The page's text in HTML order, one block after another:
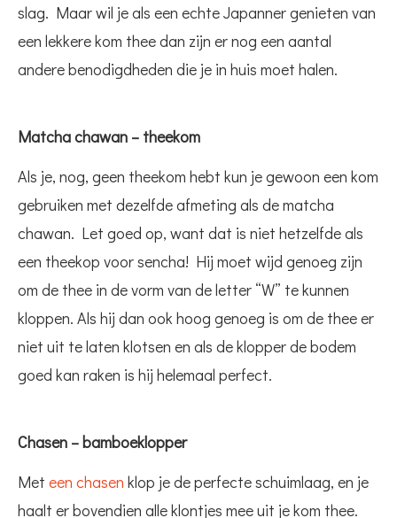
slag. Maar wil je als een echte Japanner genieten van
een lekkere kom thee dan zijn er nog een aantal
andere benodigdheden die je in huis moet halen.
Matcha chawan – theekom
Als je, nog, geen theekom hebt kun je gewoon een kom
gebruiken met dezelfde afmeting als de matcha
chawan. Let goed op, want dat is niet hetzelfde als
een theekop voor sencha! Hij moet wijd genoeg zijn
om de thee in de vorm van de letter “W” te kunnen
kloppen. Als hij dan ook hoog genoeg is om de thee er
niet uit te laten klotsen en als de klopper de bodem
goed kan raken is hij helemaal perfect.
Chasen – bamboeklopper
Met een chasen klop je de perfecte schuimlaag, en je
haalt er bovendien alle klontjes mee uit je kom thee.